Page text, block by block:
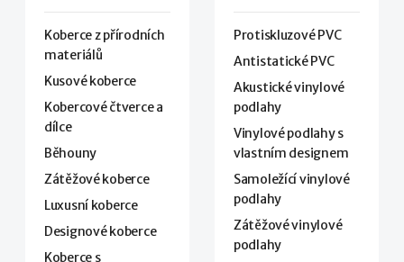
Koberce z přírodních
materiálů
Kusové koberce
Kobercové čtverce a
dílce
Běhouny
Zátěžové koberce
Luxusní koberce
Designové koberce
Koberce s
Protiskluzové PVC
Antistatické PVC
Akustické vinylové
podlahy
Vinylové podlahy s
vlastním designem
Samoležící vinylové
podlahy
Zátěžové vinylové
podlahy